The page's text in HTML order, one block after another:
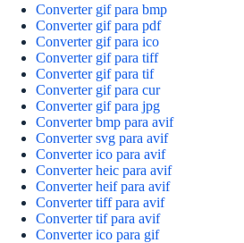
Converter gif para bmp
Converter gif para pdf
Converter gif para ico
Converter gif para tiff
Converter gif para tif
Converter gif para cur
Converter gif para jpg
Converter bmp para avif
Converter svg para avif
Converter ico para avif
Converter heic para avif
Converter heif para avif
Converter tiff para avif
Converter tif para avif
Converter ico para gif